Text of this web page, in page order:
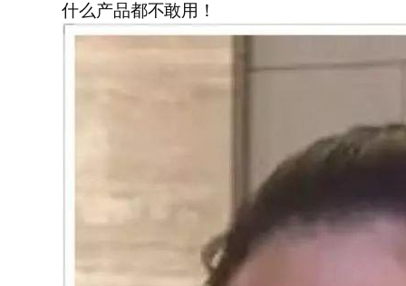
什么产品都不敢用！